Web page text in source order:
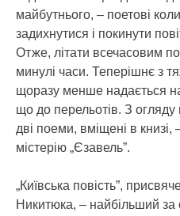
майбутнього, – поетові
задихнутися і покинути
Отже, літати всечасовим
минулі часи. Теперішнє з
щоразу менше надається
що до перельотів. З
дві поеми, вміщені в книзі, –
містерію „Єзавель”.
„Київська повість”,
Никитюка, – найбільший за